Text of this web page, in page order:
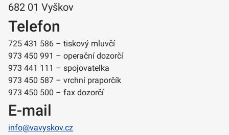
682 01 Vyškov
Telefon
725 431 586 – tiskový mluvčí
973 450 991 – operační dozorčí
973 441 111 – spojovatelka
973 450 587 – vrchní praporčík
973 450 500 – fax dozorčí
E-mail
info@vavyskov.cz